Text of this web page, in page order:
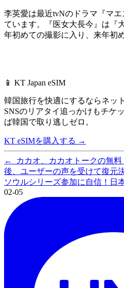
李英愛は最近tvNのドラマ『マ
ています。『医女大長今』は『
年初めての撮影に入り、来年初
📱 KT Japan eSIM
韓国旅行を快適にするならネッ
SNSのリアタイ追っかけもチケ
ば韓国で取り逃しゼロ。
KT eSIMを購入する →
←
カカオ、カカオトークの無
後、ユーザーの声を受けて復元
ソウルシリーズ参加に自信！日
02-05